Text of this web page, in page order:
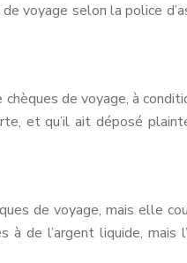
selon la police
de voyage, à
et qu’il ait déposé
de voyage, mais elle
l’argent liquide, mais